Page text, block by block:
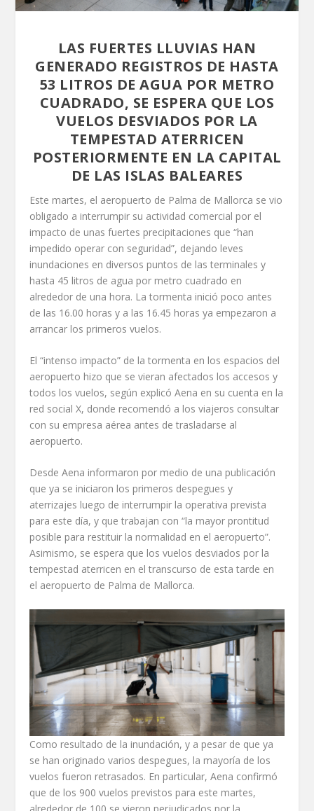
LAS FUERTES LLUVIAS HAN
GENERADO REGISTROS DE HASTA
53 LITROS DE AGUA POR METRO
CUADRADO, SE ESPERA QUE LOS
VUELOS DESVIADOS POR LA
TEMPESTAD ATERRICEN
POSTERIORMENTE EN LA CAPITAL
DE LAS ISLAS BALEARES
Este martes, el aeropuerto de Palma de Mallorca se vio
obligado a interrumpir su actividad comercial por el
impacto de unas fuertes precipitaciones que “han
impedido operar con seguridad”, dejando leves
inundaciones en diversos puntos de las terminales y
hasta 45 litros de agua por metro cuadrado en
alrededor de una hora. La tormenta inició poco antes
de las 16.00 horas y a las 16.45 horas ya empezaron a
arrancar los primeros vuelos.
El “intenso impacto” de la tormenta en los espacios del
aeropuerto hizo que se vieran afectados los accesos y
todos los vuelos, según explicó Aena en su cuenta en la
red social X, donde recomendó a los viajeros consultar
con su empresa aérea antes de trasladarse al
aeropuerto.
Desde Aena informaron por medio de una publicación
que ya se iniciaron los primeros despegues y
aterrizajes luego de interrumpir la operativa prevista
para este día, y que trabajan con “la mayor prontitud
posible para restituir la normalidad en el aeropuerto”.
Asimismo, se espera que los vuelos desviados por la
tempestad aterricen en el transcurso de esta tarde en
el aeropuerto de Palma de Mallorca.
Como resultado de la inundación, y a pesar de que ya
se han originado varios despegues, la mayoría de los
vuelos fueron retrasados. En particular, Aena confirmó
que de los 900 vuelos previstos para este martes,